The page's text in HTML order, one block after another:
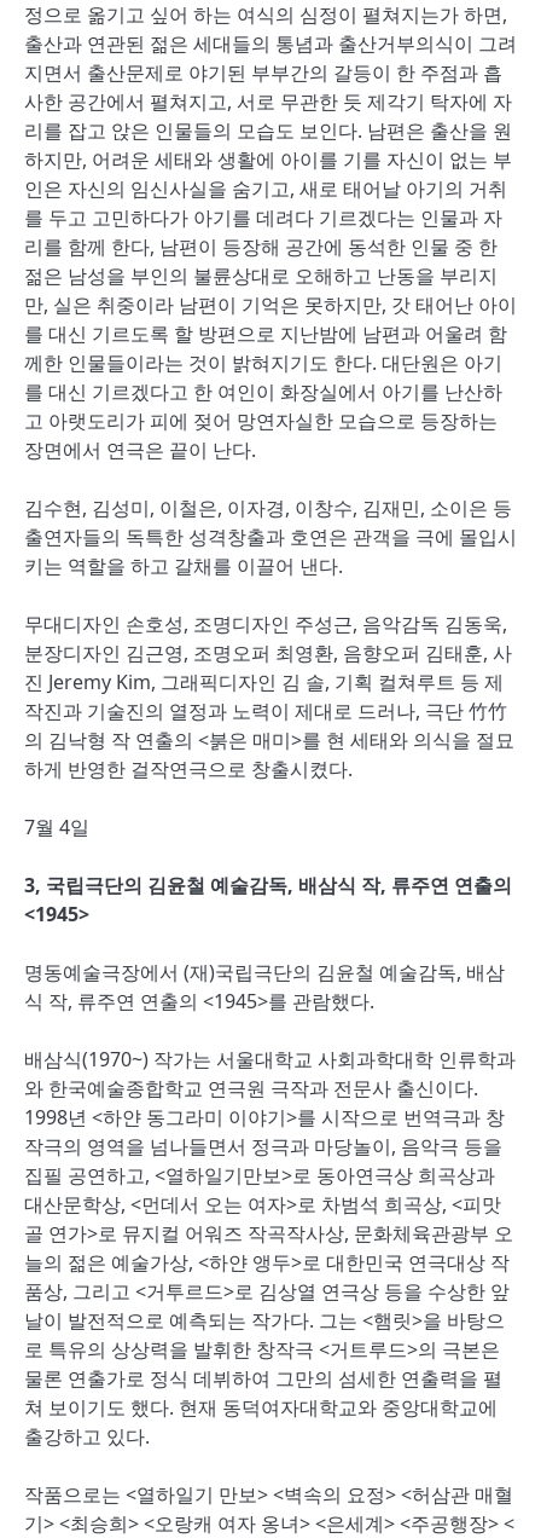
정으로 옮기고 싶어 하는 여식의 심정이 펼쳐지는가 하면,
출산과 연관된 젊은 세대들의 통념과 출산거부의식이 그려
지면서 출산문제로 야기된 부부간의 갈등이 한 주점과 흡
사한 공간에서 펼쳐지고, 서로 무관한 듯 제각기 탁자에 자
리를 잡고 앉은 인물들의 모습도 보인다. 남편은 출산을 원
하지만, 어려운 세태와 생활에 아이를 기를 자신이 없는 부
인은 자신의 임신사실을 숨기고, 새로 태어날 아기의 거취
를 두고 고민하다가 아기를 데려다 기르겠다는 인물과 자
리를 함께 한다, 남편이 등장해 공간에 동석한 인물 중 한
젊은 남성을 부인의 불륜상대로 오해하고 난동을 부리지
만, 실은 취중이라 남편이 기억은 못하지만, 갓 태어난 아이
를 대신 기르도록 할 방편으로 지난밤에 남편과 어울려 함
께한 인물들이라는 것이 밝혀지기도 한다. 대단원은 아기
를 대신 기르겠다고 한 여인이 화장실에서 아기를 난산하
고 아랫도리가 피에 젖어 망연자실한 모습으로 등장하는
장면에서 연극은 끝이 난다.
김수현, 김성미, 이철은, 이자경, 이창수, 김재민, 소이은 등
출연자들의 독특한 성격창출과 호연은 관객을 극에 몰입시
키는 역할을 하고 갈채를 이끌어 낸다.
무대디자인 손호성, 조명디자인 주성근, 음악감독 김동욱,
분장디자인 김근영, 조명오퍼 최영환, 음향오퍼 김태훈, 사
진 Jeremy Kim, 그래픽디자인 김 솔, 기획 컬쳐루트 등 제
작진과 기술진의 열정과 노력이 제대로 드러나, 극단 竹竹
의 김낙형 작 연출의 <붉은 매미>를 현 세태와 의식을 절묘
하게 반영한 걸작연극으로 창출시켰다.
7월 4일
3, 국립극단의 김윤철 예술감독, 배삼식 작, 류주연 연출의
<1945>
명동예술극장에서 (재)국립극단의 김윤철 예술감독, 배삼
식 작, 류주연 연출의 <1945>를 관람했다.
배삼식(1970~) 작가는 서울대학교 사회과학대학 인류학과
와 한국예술종합학교 연극원 극작과 전문사 출신이다.
1998년 <하얀 동그라미 이야기>를 시작으로 번역극과 창
작극의 영역을 넘나들면서 정극과 마당놀이, 음악극 등을
집필 공연하고, <열하일기만보>로 동아연극상 희곡상과
대산문학상, <먼데서 오는 여자>로 차범석 희곡상, <피맛
골 연가>로 뮤지컬 어워즈 작곡작사상, 문화체육관광부 오
늘의 젊은 예술가상, <하얀 앵두>로 대한민국 연극대상 작
품상, 그리고 <거투르드>로 김상열 연극상 등을 수상한 앞
날이 발전적으로 예측되는 작가다. 그는 <햄릿>을 바탕으
로 특유의 상상력을 발휘한 창작극 <거트루드>의 극본은
물론 연출가로 정식 데뷔하여 그만의 섬세한 연출력을 펼
쳐 보이기도 했다. 현재 동덕여자대학교와 중앙대학교에
출강하고 있다.
작품으로는 <열하일기 만보> <벽속의 요정> <허삼관 매혈
기> <최승희> <오랑캐 여자 옹녀> <은세계> <주공행장> <